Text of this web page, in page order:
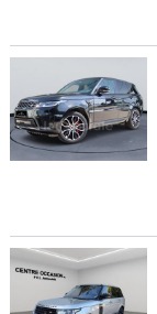
Forum
Moto
Marques